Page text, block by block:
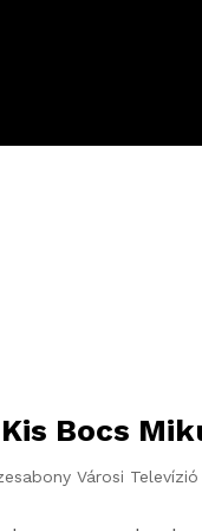
Bocs
Városi Televízió